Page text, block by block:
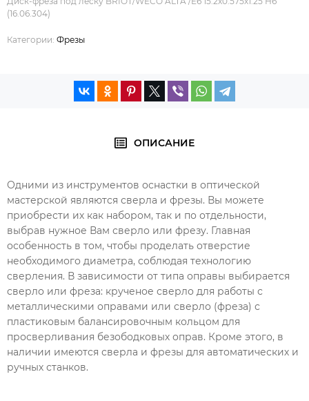
(16.06.304)
Категории: Фрезы
ОПИСАНИЕ
Одними из инструментов оснастки в оптической
мастерской являются сверла и фрезы. Вы можете
приобрести их как набором, так и по отдельности,
выбрав нужное Вам сверло или фрезу. Главная
особенность в том, чтобы проделать отверстие
необходимого диаметра, соблюдая технологию
сверления. В зависимости от типа оправы выбирается
сверло или фреза: крученое сверло для работы с
металлическими оправами или сверло (фреза) с
пластиковым балансировочным кольцом для
просверливания безободковых оправ. Кроме этого, в
наличии имеются сверла и фрезы для автоматических и
ручных станков.